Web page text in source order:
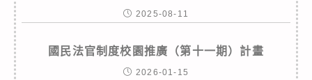
2025-08-11
國民法官制度校園推廣（第十一期）計畫
2026-01-15